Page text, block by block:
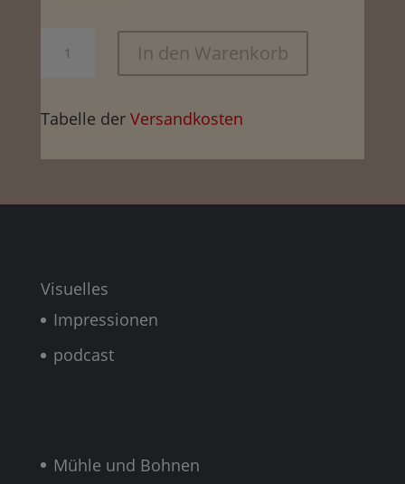
+
Menge
In den Warenkorb
Tabelle der Versandkosten
Visuelles
Impressionen
podcast
Mühle und Bohnen